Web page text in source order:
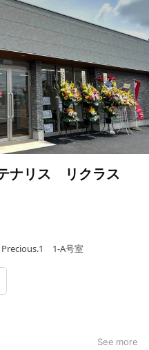
ナリス リクラス
Precious.1 1-A号室
See more